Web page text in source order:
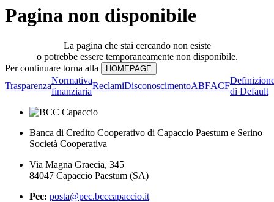
Pagina non disponibile
La pagina che stai cercando non esiste
o potrebbe essere temporaneamente non disponibile.
Per continuare torna alla
Trasparenza
Normativa
finanziaria
ReclamiDisconoscimentoABFACF
di Default
Banca di Credito Cooperativo di Capaccio Paestum e Serino
Società Cooperativa
Via Magna Graecia, 345
84047 Capaccio Paestum (SA)
Pec: posta@pec.bcccapaccio.it